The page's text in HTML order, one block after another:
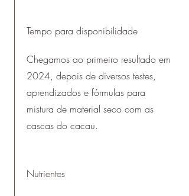
Tempo para disponibilidade
Chegamos ao primeiro resultado em
2024, depois de diversos testes,
aprendizados e fórmulas para
mistura de material seco com as
cascas do cacau.
Nutrientes